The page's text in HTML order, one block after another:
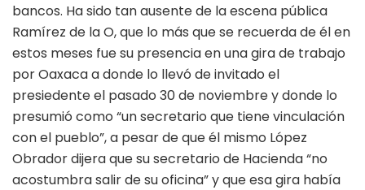
bancos. Ha sido tan ausente de la escena pública
Ramírez de la O, que lo más que se recuerda de él en
estos meses fue su presencia en una gira de trabajo
por Oaxaca a donde lo llevó de invitado el
presiedente el pasado 30 de noviembre y donde lo
presumió como “un secretario que tiene vinculación
con el pueblo”, a pesar de que él mismo López
Obrador dijera que su secretario de Hacienda “no
acostumbra salir de su oficina” y que esa gira había